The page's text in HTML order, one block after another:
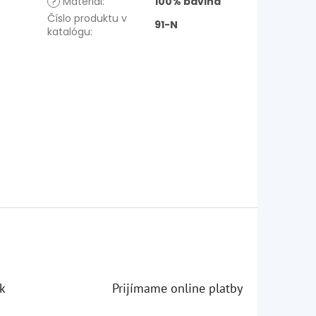
Číslo produktu v
katalógu: 91-N
Prijímame online platby